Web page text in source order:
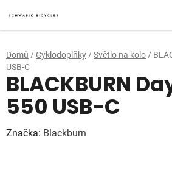
na
obsah
Domů / Cyklodoplňky / Světlo na kolo /
USB-C
BLACKBURN
550 USB-C
Značka: Blackburn